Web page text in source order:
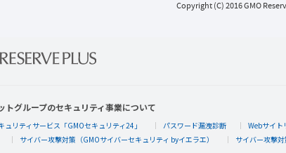
Copyright (C) 2016 GMO
トグループのセキュリティ事業について
ュリティサービス「GMOセキュリティ24」 パスワード漏洩診断 Webサイト
サイバー攻撃対策（GMOサイバーセキュリティ byイエラエ） サイバー攻撃